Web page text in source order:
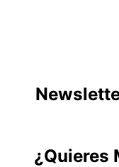
¿Quieres